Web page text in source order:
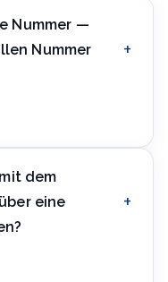
Nummer —
Nummer
Nummer
dem
eine